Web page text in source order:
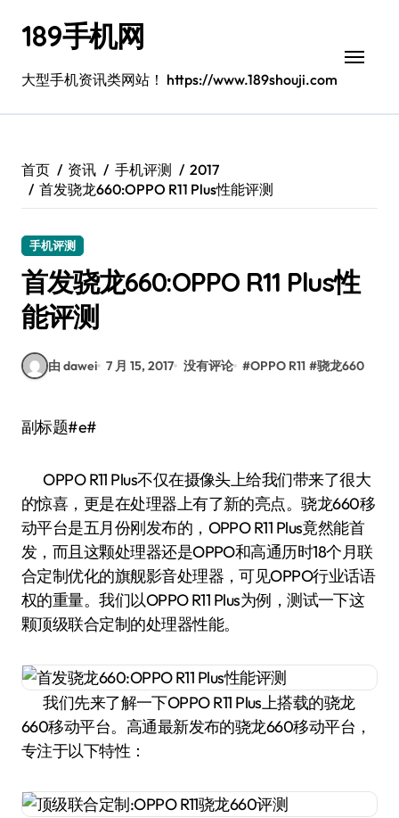
189手机网
大型手机资讯类网站！ https://www.189shouji.com
首页 资讯 手机评测
2017
首发骁龙660:OPPO R11 Plus性能评测
手机评测
首发骁龙660:OPPO R11 Plus性
能评测
由 dawei 7 月 15, 2017 没有评论 #OPPO R11 #骁龙660
副标题#e#
OPPO R11 Plus不仅在摄像头上给我们带来了很大
的惊喜，更是在处理器上有了新的亮点。骁龙660移
动平台是五月份刚发布的，OPPO R11 Plus竟然能首
发，而且这颗处理器还是OPPO和高通历时18个月联
合定制优化的旗舰影音处理器，可见OPPO行业话语
权的重量。我们以OPPO R11 Plus为例，测试一下这
颗顶级联合定制的处理器性能。
我们先来了解一下OPPO R11 Plus上搭载的骁龙
660移动平台。高通最新发布的骁龙660移动平台，
专注于以下特性：